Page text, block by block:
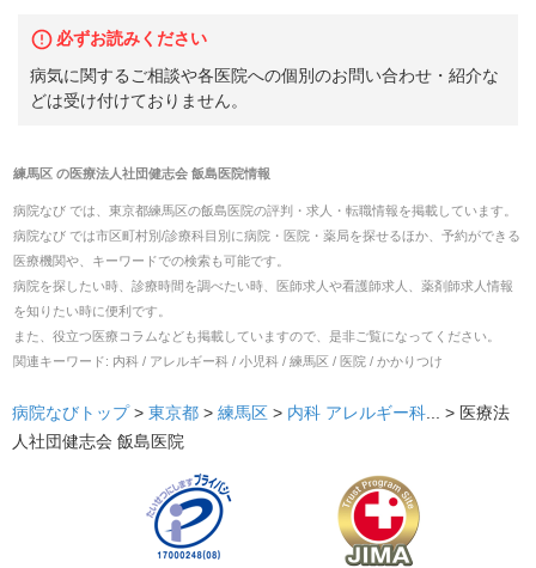
必ずお読みください
病気に関するご相談や各医院への個別のお問い合わせ・紹介な
どは受け付けておりません。
練馬区の医療法人社団健志会 飯島医院情報
病院なび では、 東京都練馬区の飯島医院の評判・求人・転職情報を掲載しています。
病院なび では市区町村別/診療科目別に病院・医院・薬局を探せるほか、予約ができる
医療機関や、キーワードでの検索も可能です。
病院を探したい時、診療時間を調べたい時、医師求人や看護師求人、薬剤師求人情報
を知りたい時に便利です。
また、役立つ医療コラムなども掲載していますので、是非ご覧になってください。
関連キーワード: 内科 / アレルギー科 / 小児科 / 練馬区 / 医院 / かかりつけ
病院なびトップ > 東京都 > 練馬区 > 内科 アレルギー科... > 医療法
人社団健志会 飯島医院